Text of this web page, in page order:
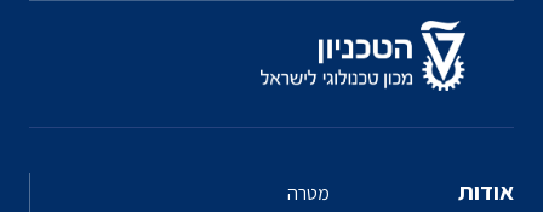
אודות
מטרה